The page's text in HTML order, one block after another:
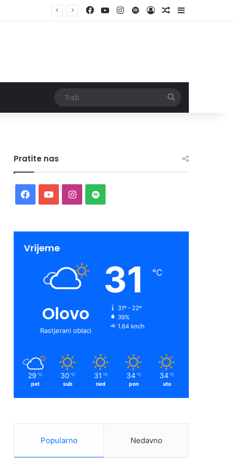
Facebook
YouTubeInstagram
SpotifyLog InRandom Article
Sidebar
Pratite nas
Facebook
YouTubeInstagram
Spotify
Vrijeme
Olovo
Rastjerani oblaci
31 ℃
31º - 22º
39%
1.64 km/h
29 ℃
pet
30 ℃
sub
31 ℃
ned
34 ℃
pon
34 ℃
uto
Popularno Nedavno